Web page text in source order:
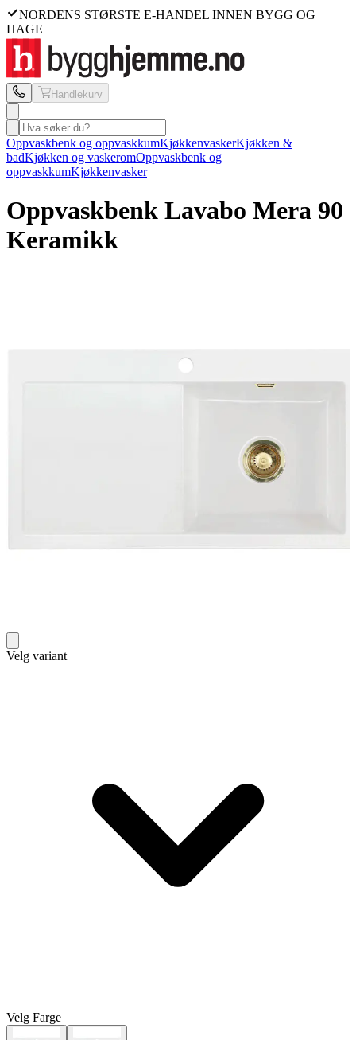
NORDENS STØRSTE E-HANDEL INNEN BYGG OG
HAGE
Handlekurv
Oppvaskbenk og oppvaskkumKjøkkenvaskerKjøkken &
badKjøkken og vaskeromOppvaskbenk og
oppvaskkumKjøkkenvasker
Oppvaskbenk Lavabo Mera 90
Keramikk
Velg variant
Velg Farge